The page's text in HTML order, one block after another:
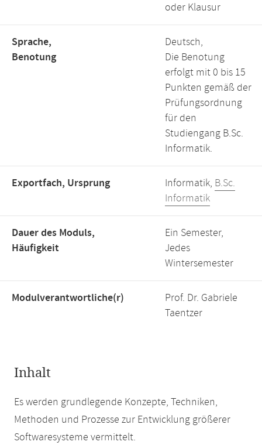
oder Klausur
Sprache,
Benotung
Deutsch,
Die Benotung
erfolgt mit 0 bis 15
Punkten gemäß der
Prüfungsordnung
für den
Studiengang B.Sc.
Informatik.
Exportfach, Ursprung Informatik, B.Sc.
Informatik
Dauer des Moduls,
Häufigkeit
Ein Semester,
Jedes
Wintersemester
Modulverantwortliche(r)
Prof. Dr. Gabriele
Taentzer
Inhalt
Es werden grundlegende Konzepte, Techniken,
Methoden und Prozesse zur Entwicklung größerer
Softwaresysteme vermittelt.